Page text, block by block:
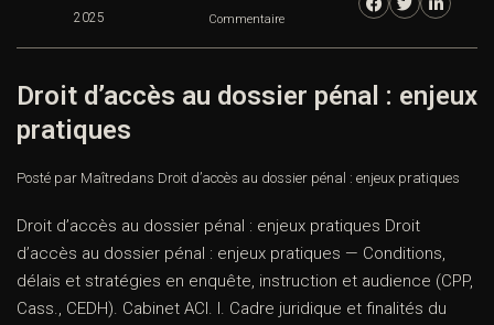
2025 Commentaire
Droit d’accès au dossier pénal : enjeux
pratiques
Posté par Maîtredans Droit d’accès au dossier pénal : enjeux pratiques
Droit d’accès au dossier pénal : enjeux pratiques Droit
d’accès au dossier pénal : enjeux pratiques — Conditions,
délais et stratégies en enquête, instruction et audience (CPP,
Cass., CEDH). Cabinet ACI. I. Cadre juridique et finalités du